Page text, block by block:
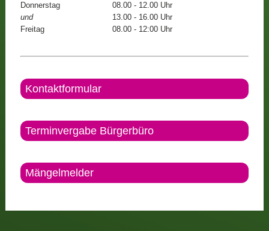
Donnerstag
08.00 - 12.00 Uhr
und
13.00 - 16.00 Uhr
Freitag
08.00 - 12:00 Uhr
Kontaktformular
Terminvergabe Bürgerbüro
Mängelmelder